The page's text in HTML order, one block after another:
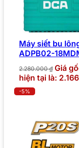
Máy siết bu
ADPB02-
2.280.000₫ Giá
hiện tại là:
-5%